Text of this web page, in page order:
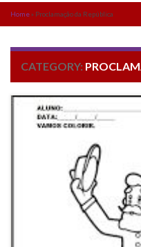
Home» Proclamação da República
CATEGORY: